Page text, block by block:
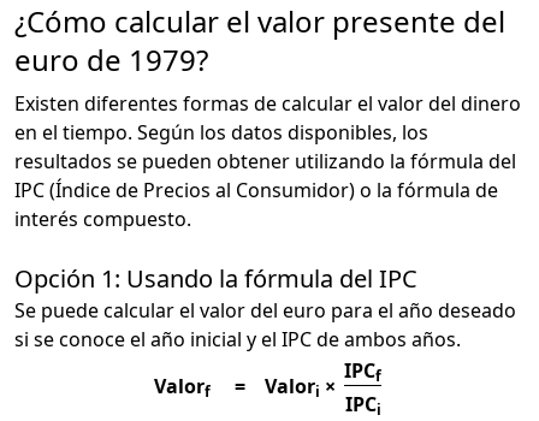
¿Cómo calcular el valor presente del
euro de 1979?
Existen diferentes formas de calcular el valor del dinero
en el tiempo. Según los datos disponibles, los
resultados se pueden obtener utilizando la fórmula del
IPC (Índice de Precios al Consumidor) o la fórmula de
interés compuesto.
Opción 1: Usando la fórmula del IPC
Se puede calcular el valor del euro para el año deseado
si se conoce el año inicial y el IPC de ambos años.
Valorf = Valori ×
IPCf
IPCi